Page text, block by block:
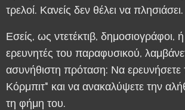
τρελοί. Κανείς δεν θέλει να πλησιάσει.
Εσείς, ως ντετέκτιβ, δημοσιογράφοι,
ερευνητές του παραφυσικού,
ασυνήθιστη πρόταση: Να ερευνήσετε
Κόρμπιτ" και να ανακαλύψετε την
τη φήμη του.